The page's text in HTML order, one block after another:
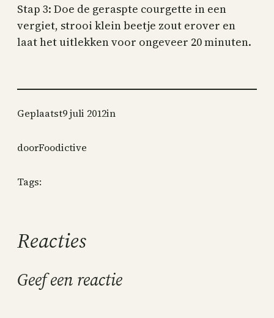
Stap 3: Doe de geraspte courgette in een
vergiet, strooi klein beetje zout erover en
laat het uitlekken voor ongeveer 20 minuten.
Geplaatst9 juli 2012in
doorFoodictive
Tags:
Reacties
Geef een reactie